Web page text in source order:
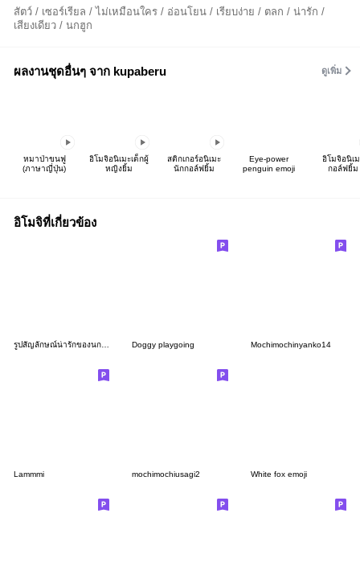
สัตว์ / เซอร์เรียล / ไม่เหมือนใคร / อ่อนโยน / เรียบง่าย / ตลก / น่ารัก /
เสียงเดียว / นกฮูก
ผลงานชุดอื่นๆ จาก kupaberu ดูเพิ่ม
หมาป่าขนฟู
(ภาษาญี่ปุ่น)
อิโมจิอนิเมะเด็กผู้
หญิงยิ้ม
สติกเกอร์อนิเมะ
นักกอล์ฟยิ้ม
Eye-power
penguin emoji
อิโมจิอนิเ
กอล์ฟยิ้ม
อิโมจิที่เกี่ยวข้อง
Doggy playgoing Mochimochinyanko14
Lammmi mochimochiusagi2 White fox emoji